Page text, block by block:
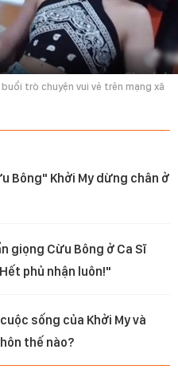
trò chuyện vui vẻ trên mạng xã
Bông" Khởi My dừng chân ở
giọng Cừu Bông ở Ca Sĩ
phủ nhận luôn!"
sống của Khởi My và
thế nào?